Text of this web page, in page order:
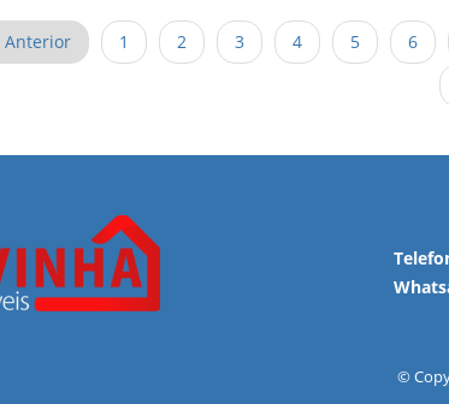
Anterior 1 2 3 4 5 6
©